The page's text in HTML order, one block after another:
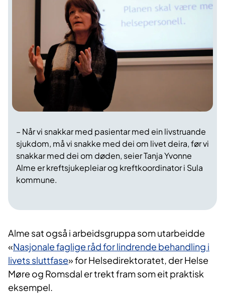
– Når vi snakkar med pasientar med ein livstruande
sjukdom, må vi snakke med dei om livet deira, før vi
snakkar med dei om døden, seier Tanja Yvonne
Alme er kreftsjukepleiar og kreftkoordinator i Sula
kommune.
Alme sat også i arbeidsgruppa som utarbeidde
«Nasjonale faglige råd for lindrende behandling i
livets sluttfase» for Helsedirektoratet, der Helse
Møre og Romsdal er trekt fram som eit praktisk
eksempel.